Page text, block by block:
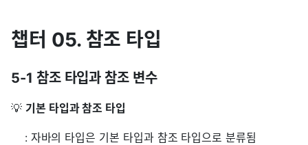
챕터 05. 참조 타입
5-1 참조 타입과 참조 변수
💡 기본 타입과 참조 타입
: 자바의 타입은 기본 타입과 참조 타입으로 분류됨